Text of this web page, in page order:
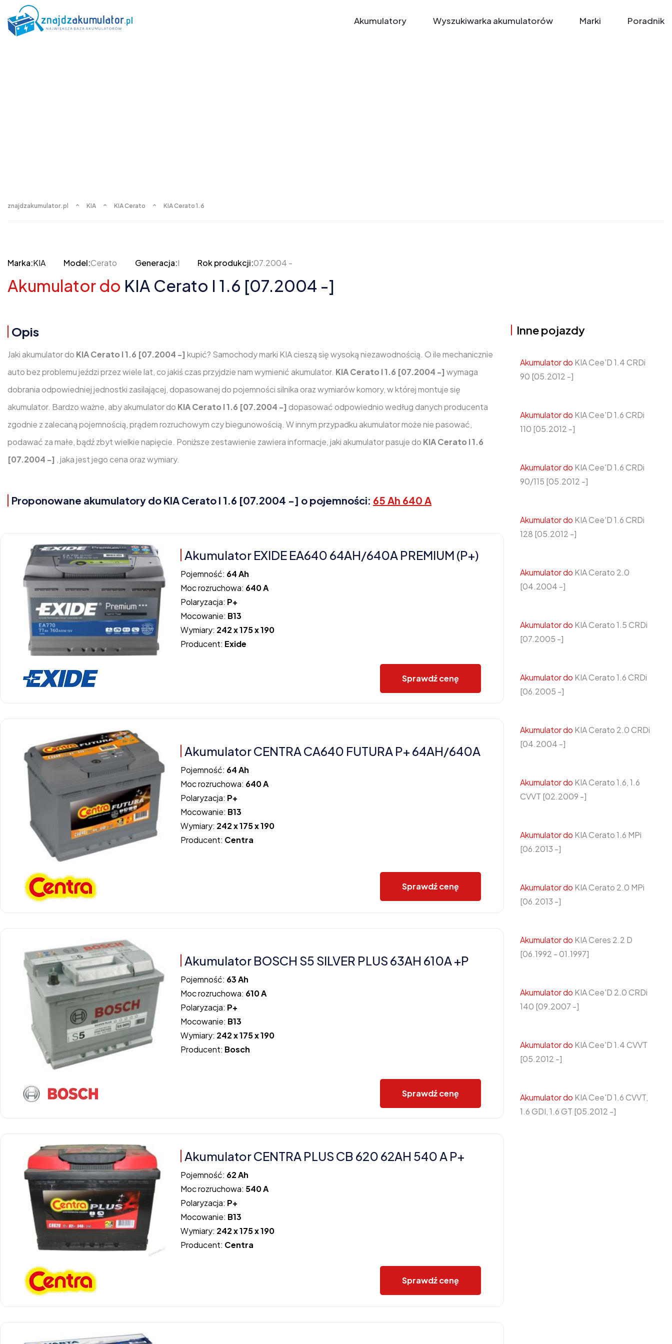
Akumulatory Wyszukiwarka akumulatorów Marki Poradnik
znajdzakumulator.pl KIA KIA Cerato KIA Cerato 1.6
Marka:KIA Model:Cerato Generacja:I Rok produkcji:07.2004 -
Akumulator do KIA Cerato I 1.6 [07.2004 -]
Opis
Jaki akumulator do KIA Cerato I 1.6 [07.2004 -] kupić? Samochody marki KIA cieszą się wysoką niezawodnością. O ile mechanicznie
auto bez problemu jeździ przez wiele lat, co jakiś czas przyjdzie nam wymienić akumulator. KIA Cerato I 1.6 [07.2004 -] wymaga
dobrania odpowiedniej jednostki zasilającej, dopasowanej do pojemności silnika oraz wymiarów komory, w której montuje się
akumulator. Bardzo ważne, aby akumulator do KIA Cerato I 1.6 [07.2004 -] dopasować odpowiednio według danych producenta
zgodnie z zalecaną pojemnością, prądem rozruchowym czy biegunowością. W innym przypadku akumulator może nie pasować,
podawać za małe, bądź zbyt wielkie napięcie. Poniższe zestawienie zawiera informacje, jaki akumulator pasuje do KIA Cerato I 1.6
[07.2004 -] , jaka jest jego cena oraz wymiary.
Proponowane akumulatory do KIA Cerato I 1.6 [07.2004 -] o pojemności: 65 Ah 640 A
Akumulator EXIDE EA640 64AH/640A PREMIUM (P+)
Pojemność: 64 Ah
Moc rozruchowa: 640 A
Polaryzacja: P+
Mocowanie: B13
Wymiary: 242 x 175 x 190
Producent: Exide
Sprawdź cenę
Akumulator CENTRA CA640 FUTURA P+ 64AH/640A
Pojemność: 64 Ah
Moc rozruchowa: 640 A
Polaryzacja: P+
Mocowanie: B13
Wymiary: 242 x 175 x 190
Producent: Centra
Sprawdź cenę
Akumulator BOSCH S5 SILVER PLUS 63AH 610A +P
Pojemność: 63 Ah
Moc rozruchowa: 610 A
Polaryzacja: P+
Mocowanie: B13
Wymiary: 242 x 175 x 190
Producent: Bosch
Sprawdź cenę
Akumulator CENTRA PLUS CB 620 62AH 540 A P+
Pojemność: 62 Ah
Moc rozruchowa: 540 A
Polaryzacja: P+
Mocowanie: B13
Wymiary: 242 x 175 x 190
Producent: Centra
Sprawdź cenę
Inne pojazdy
Akumulator do KIA Cee'D 1.4 CRDi
90 [05.2012 -]
Akumulator do KIA Cee'D 1.6 CRDi
110 [05.2012 -]
Akumulator do KIA Cee'D 1.6 CRDi
90/115 [05.2012 -]
Akumulator do KIA Cee'D 1.6 CRDi
128 [05.2012 -]
Akumulator do KIA Cerato 2.0
[04.2004 -]
Akumulator do KIA Cerato 1.5 CRDi
[07.2005 -]
Akumulator do KIA Cerato 1.6 CRDi
[06.2005 -]
Akumulator do KIA Cerato 2.0 CRDi
[04.2004 -]
Akumulator do KIA Cerato 1.6, 1.6
CVVT [02.2009 -]
Akumulator do KIA Cerato 1.6 MPi
[06.2013 -]
Akumulator do KIA Cerato 2.0 MPi
[06.2013 -]
Akumulator do KIA Ceres 2.2 D
[06.1992 - 01.1997]
Akumulator do KIA Cee'D 2.0 CRDi
140 [09.2007 -]
Akumulator do KIA Cee'D 1.4 CVVT
[05.2012 -]
Akumulator do KIA Cee'D 1.6 CVVT,
1.6 GDI, 1.6 GT [05.2012 -]